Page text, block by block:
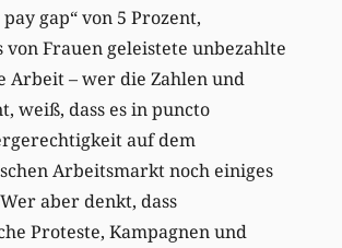
gap“ von 5 Prozent,
Frauen geleistete unbezahlte
Arbeit – wer die Zahlen und
weiß, dass es in puncto
auf dem
Arbeitsmarkt noch einiges
aber denkt, dass
Proteste, Kampagnen und